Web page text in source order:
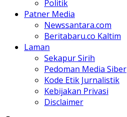
Politik
Patner Media
Newssantara.com
Beritabaru.co Kaltim
Laman
Sekapur Sirih
Pedoman Media Siber
Kode Etik Jurnalistik
Kebijakan Privasi
Disclaimer